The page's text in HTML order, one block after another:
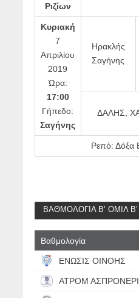
Ριζίων
Κυριακή
7
Απριλίου
2019
Ώρα:
17:00
Γήπεδο:
Σαγήνης
Ηρακλής
Σαγήνης
ΔΑΛΗΣ,
Ρεπό: Δόξα
ΒΑΘΜΟΛΟΓΙΑ Β’ ΟΜΙΛ Β’
Βαθμολογία
ΕΝΩΣΙΣ ΟΙΝΟΗΣ
ΑΤΡΟΜ